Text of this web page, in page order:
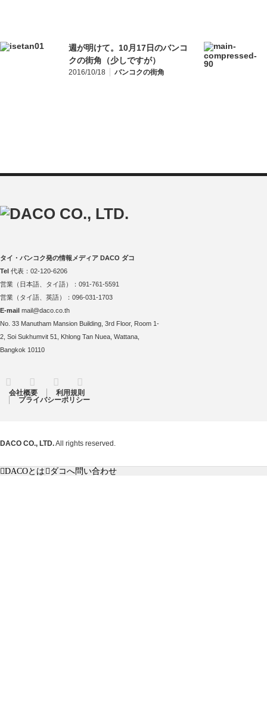
週が明けて。10月17日のバンコ
クの街角（少しですが）
2016/10/18 バンコクの街角
タイ・バンコク発の情報メディア DACO ダコ
Tel 代表：02-120-6206
営業（日本語、タイ語）：091-761-5591
営業（タイ語、英語）：096-031-1703
E-mail mail@daco.co.th
No. 33 Manutham Mansion Building, 3rd Floor, Room 1-
2, Soi Sukhumvit 51, Khlong Tan Nuea, Wattana,
Bangkok 10110
Twitter FacebookInstagram
会社概要
利用規則
プライバシーポリシー
DACO CO., LTD.All rights reserved.
DACOとは ダコへ問い合わせ